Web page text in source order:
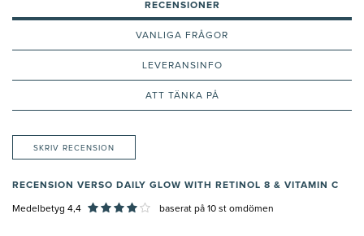
RECENSIONER
VANLIGA FRÅGOR
LEVERANSINFO
ATT TÄNKA PÅ
SKRIV RECENSION
RECENSION VERSO DAILY GLOW WITH RETINOL 8 & VITAMIN C
Medelbetyg 4,4 baserat på 10 st omdömen